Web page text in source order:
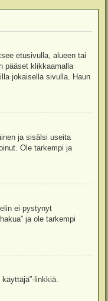
etusivulla, alueen tai
pääset klikkaamalla
jokaisella sivulla. Haun
ja sisälsi useita
Ole tarkempi ja
ei pystynyt
ja ole tarkempi
linkkiä.